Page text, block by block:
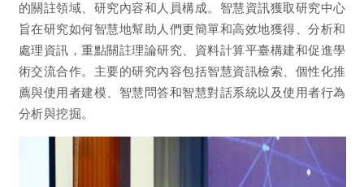
的關註領域、研究內容和人員構成。智慧資訊獲取研究中心
旨在研究如何智慧地幫助人們更簡單和高效地獲得、分析和
處理資訊，重點關註理論研究、資料計算平臺構建和促進學
術交流合作。主要的研究內容包括智慧資訊檢索、個性化推
薦與使用者建模、智慧問答和智慧對話系統以及使用者行為
分析與挖掘。